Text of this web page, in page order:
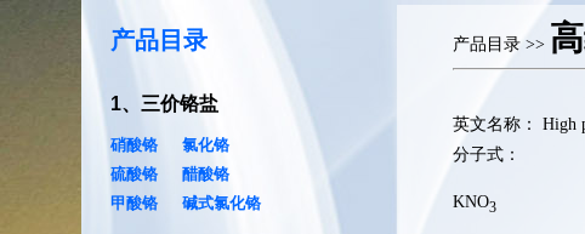
产品目录
1 三价铬盐
硝酸铬
氯化铬
硫酸铬
醋酸铬
甲酸铬
碱式氯化铬
产品目录>>
英文名称： High
分子式：
KNO3